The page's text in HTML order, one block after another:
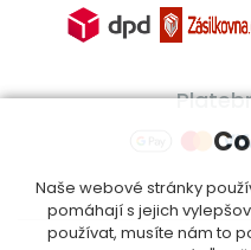
Naše webové stránky
pomáhají s jejich
používat, musíte nám to